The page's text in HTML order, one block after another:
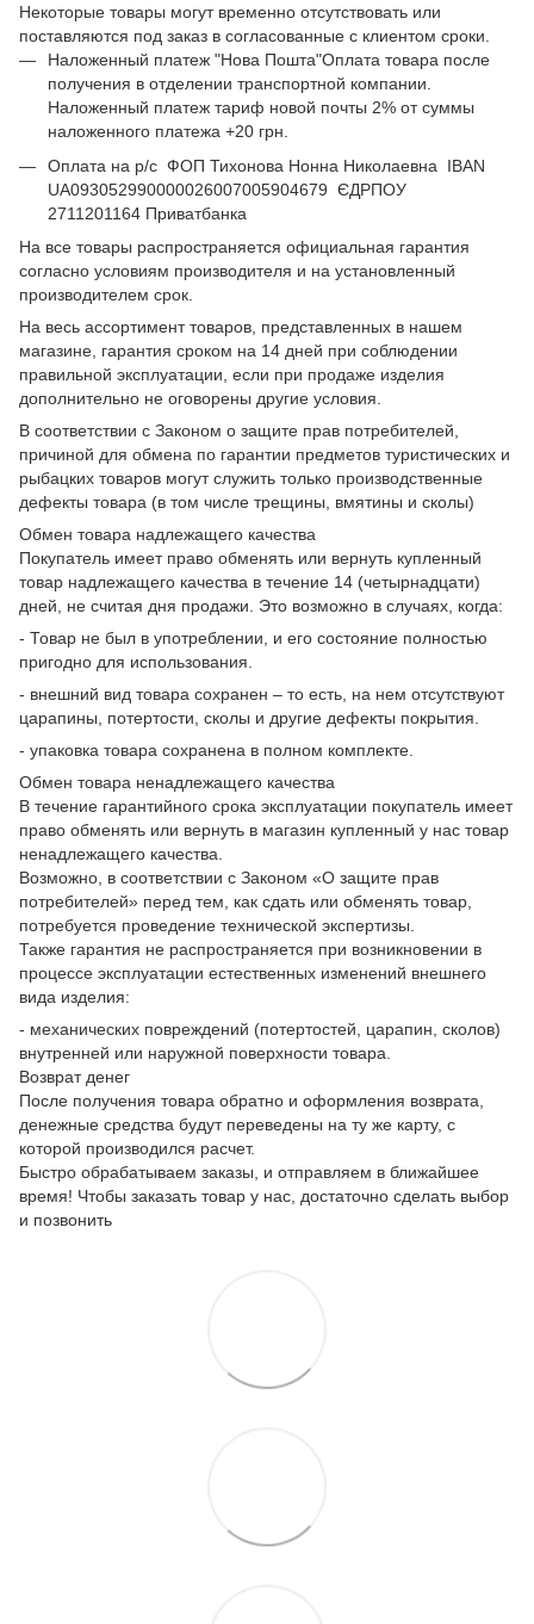
Некоторые товары могут временно отсутствовать или
поставляются под заказ в согласованные с клиентом сроки.
Наложенный платеж "Нова Пошта"Оплата товара после
получения в отделении транспортной компании.
Наложенный платеж тариф новой почты 2% от суммы
наложенного платежа +20 грн.
Оплата на р/с ФОП Тихонова Нонна Николаевна IBAN
UA093052990000026007005904679 ЄДРПОУ
2711201164 Приватбанка
На все товары распространяется официальная гарантия
согласно условиям производителя и на установленный
производителем срок.
На весь ассортимент товаров, представленных в нашем
магазине, гарантия сроком на 14 дней при соблюдении
правильной эксплуатации, если при продаже изделия
дополнительно не оговорены другие условия.
В соответствии с Законом о защите прав потребителей,
причиной для обмена по гарантии предметов туристических и
рыбацких товаров могут служить только производственные
дефекты товара (в том числе трещины, вмятины и сколы)
Обмен товара надлежащего качества
Покупатель имеет право обменять или вернуть купленный
товар надлежащего качества в течение 14 (четырнадцати)
дней, не считая дня продажи. Это возможно в случаях, когда:
- Товар не был в употреблении, и его состояние полностью
пригодно для использования.
- внешний вид товара сохранен – то есть, на нем отсутствуют
царапины, потертости, сколы и другие дефекты покрытия.
- упаковка товара сохранена в полном комплекте.
Обмен товара ненадлежащего качества
В течение гарантийного срока эксплуатации покупатель имеет
право обменять или вернуть в магазин купленный у нас товар
ненадлежащего качества.
Возможно, в соответствии с Законом «О защите прав
потребителей» перед тем, как сдать или обменять товар,
потребуется проведение технической экспертизы.
Также гарантия не распространяется при возникновении в
процессе эксплуатации естественных изменений внешнего
вида изделия:
- механических повреждений (потертостей, царапин, сколов)
внутренней или наружной поверхности товара.
Возврат денег
После получения товара обратно и оформления возврата,
денежные средства будут переведены на ту же карту, с
которой производился расчет.
Быстро обрабатываем заказы, и отправляем в ближайшее
время! Чтобы заказать товар у нас, достаточно сделать выбор
и позвонить